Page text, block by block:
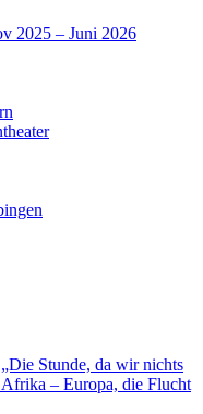
2025 – Juni 2026
Stunde, da wir nichts
– Europa, die Flucht